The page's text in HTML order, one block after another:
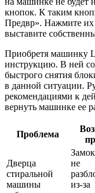
кнопок. К таким
Предвр». Нажмите их
выставите
Приобретя машинку
инструкцию. В ней
быстрого снятия
в данной ситуации.
рекомендациями к
вернуть машинке ее
Проблема
Дверца
стиральной
машины
не
из-за